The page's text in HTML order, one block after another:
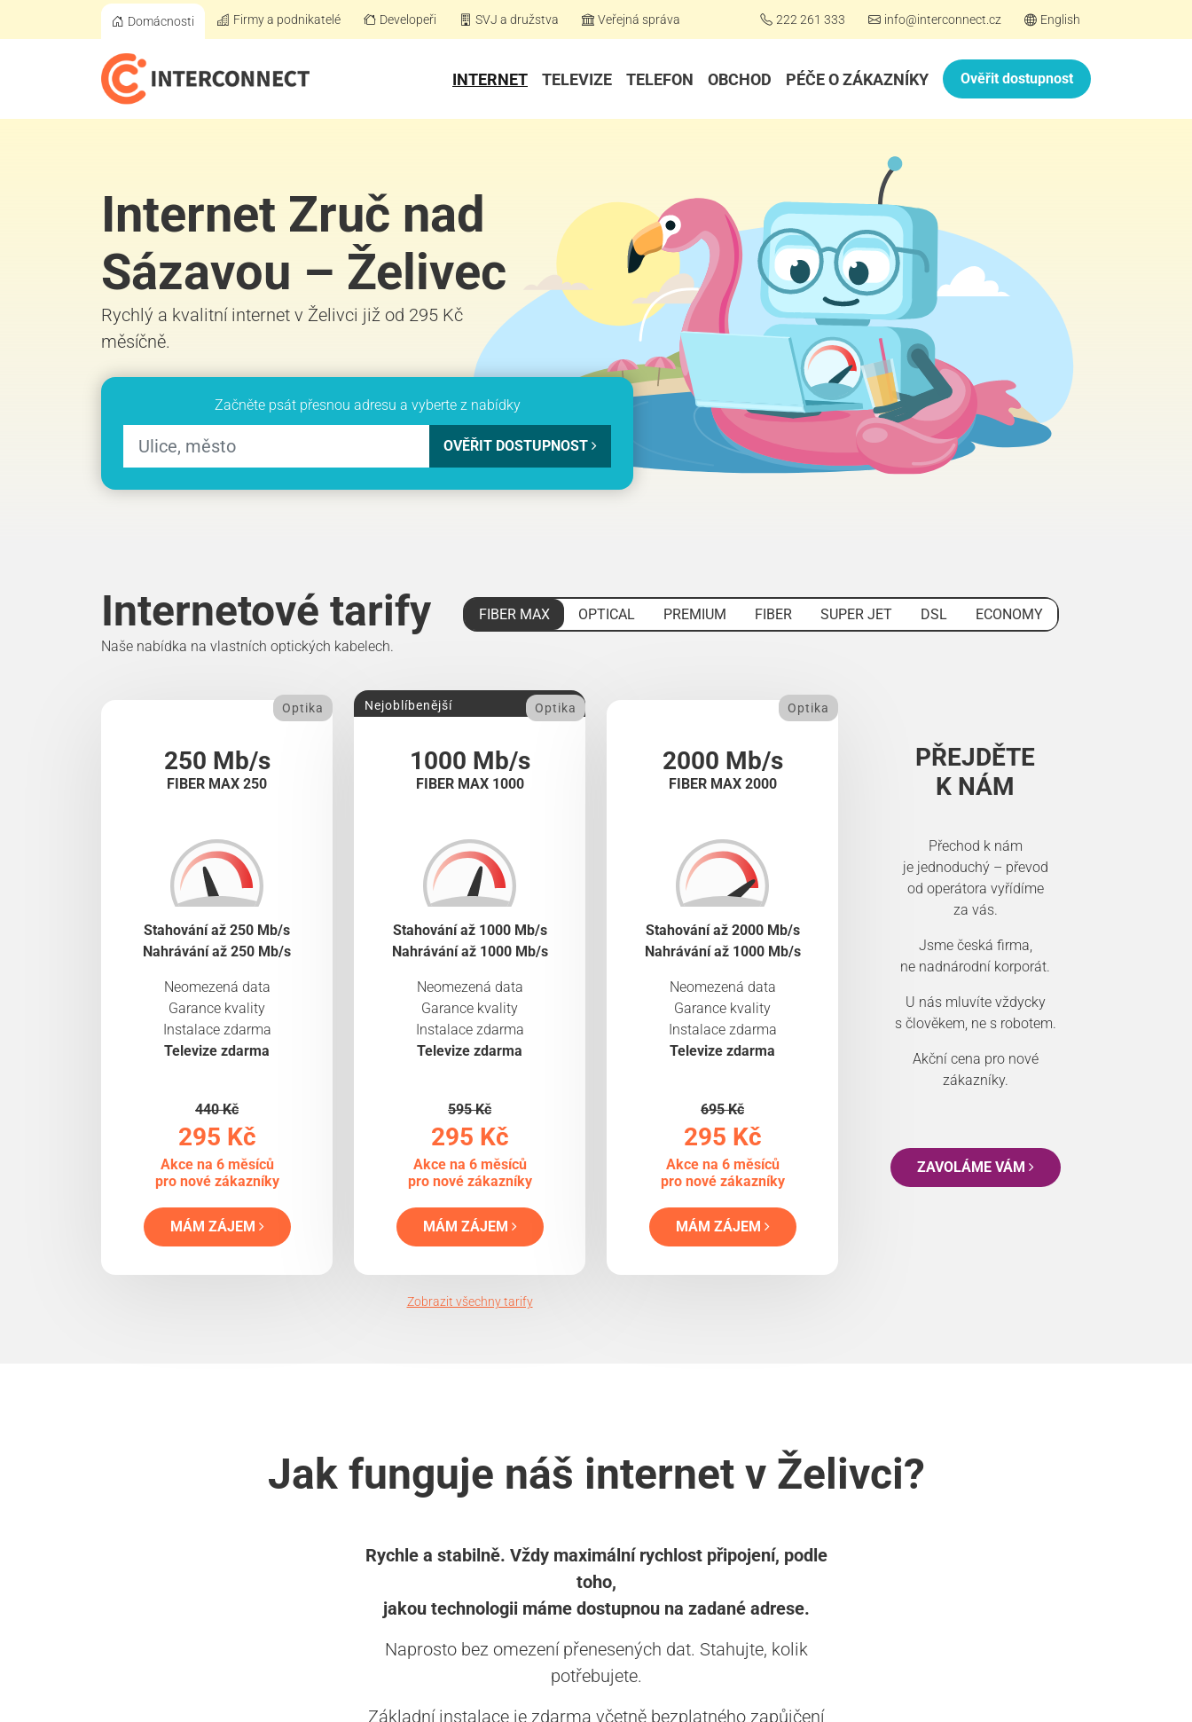
Domácnosti Firmy a podnikatelé Developeři SVJ a družstva Veřejná správa 222 261 333 info@interconnect.cz English
INTERNET TELEVIZE TELEFON OBCHOD PÉČE O ZÁKAZNÍKY Ověřit dostupnost
Internet Zruč nad
Sázavou – Želivec
Rychlý a kvalitní internet v Želivci již od 295 Kč
měsíčně.
Začněte psát přesnou adresu a vyberte z nabídky
OVĚŘIT DOSTUPNOST
Internetové tarify FIBER MAX OPTICAL PREMIUM FIBER SUPER JET DSL
ECONOMY
Naše nabídka na vlastních optických kabelech.
250 Mb/s
FIBER MAX 250
Optika
Stahování až 250 Mb/s
Nahrávání až 250 Mb/s
Neomezená data
Garance kvality
Instalace zdarma
Televize zdarma
440 Kč
295 Kč
Akce na 6 měsíců
pro nové zákazníky
MÁM ZÁJEM
1000 Mb/s
FIBER MAX 1000
Nejoblíbenější Optika
Stahování až 1000 Mb/s
Nahrávání až 1000 Mb/s
Neomezená data
Garance kvality
Instalace zdarma
Televize zdarma
595 Kč
295 Kč
Akce na 6 měsíců
pro nové zákazníky
MÁM ZÁJEM
2000 Mb/s
FIBER MAX 2000
Optika
Stahování až 2000 Mb/s
Nahrávání až 1000 Mb/s
Neomezená data
Garance kvality
Instalace zdarma
Televize zdarma
695 Kč
295 Kč
Akce na 6 měsíců
pro nové zákazníky
MÁM ZÁJEM
PŘEJDĚTE
K NÁM
Přechod k nám
je jednoduchý – převod
od operátora vyřídíme
za vás.
Jsme česká firma,
ne nadnárodní korporát.
U nás mluvíte vždycky
s člověkem, ne s robotem.
Akční cena pro nové
zákazníky.
ZAVOLÁME VÁM
Zobrazit všechny tarify
Jak funguje náš internet v Želivci?
Rychle a stabilně. Vždy maximální rychlost připojení, podle
toho,
jakou technologii máme dostupnou na zadané adrese.
Naprosto bez omezení přenesených dat. Stahujte, kolik
potřebujete.
Základní instalace je zdarma včetně bezplatného zapůjčení